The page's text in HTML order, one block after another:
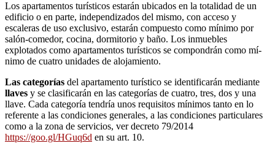
Los apartamentos turí­sticos estarán ubicados en la totalidad de un
edificio o en parte, independizados del mismo, con acceso y
escaleras de uso exclusivo, estarán compuesto como mí­nimo por
salón-comedor, cocina, dormitorio y baño. Los inmuebles
explotados como apartamentos turí­sticos se compondrán como mí­
nimo de cuatro unidades de alojamiento.
Las categorí­as del apartamento turí­stico se identificarán mediante
llaves y se clasificarán en las categorías de cuatro, tres, dos y una
llave. Cada categoría tendría unos requisitos mínimos tanto en lo
referente a las condiciones generales, a las condiciones particulares
como a la zona de servicios, ver decreto 79/2014
https://goo.gl/HGuq6d en su art. 10.